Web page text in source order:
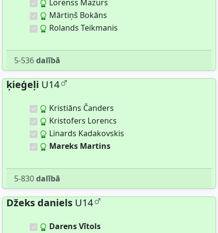
Lorenss Mazurs
Mārtiņš Bokāns
Rolands Teikmanis
5-536dalībā
ķieģeļi U14
Kristiāns Čanders
Kristofers Lorencs
Linards Kadakovskis
Mareks Martins
5-830dalībā
Džeks daniels U14
Darens Vītols